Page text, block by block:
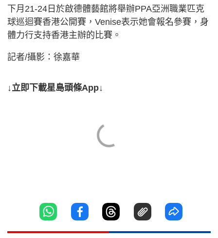
下月21-24日於啟德體藝館將舉辦PPA亞洲職業匹克
球巡迴賽香港公開賽，Venise表示她會報名參賽，身
體力行支持香港主辦的比賽。
記者/攝影：徐嘉華
↓立即下載星島頭條App↓